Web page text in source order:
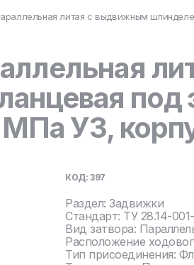
литая с выдвижным
под
У3,
КОД: 397
Раздел: Задвижки
Стандарт: ТУ 28.14-
Вид затвора:
Расположение
Тип присоединения: